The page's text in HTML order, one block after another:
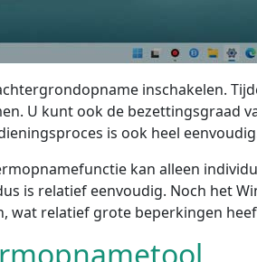
inschakelen.
U kunt ook de bezettingsgraad
is ook heel
kan alleen
is relatief eenvoudig. Noch het
wat relatief grote beperkingen